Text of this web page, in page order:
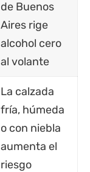
de Buenos
Aires rige
alcohol cero
al volante
La calzada
fría, húmeda
o con niebla
aumenta el
riesgo